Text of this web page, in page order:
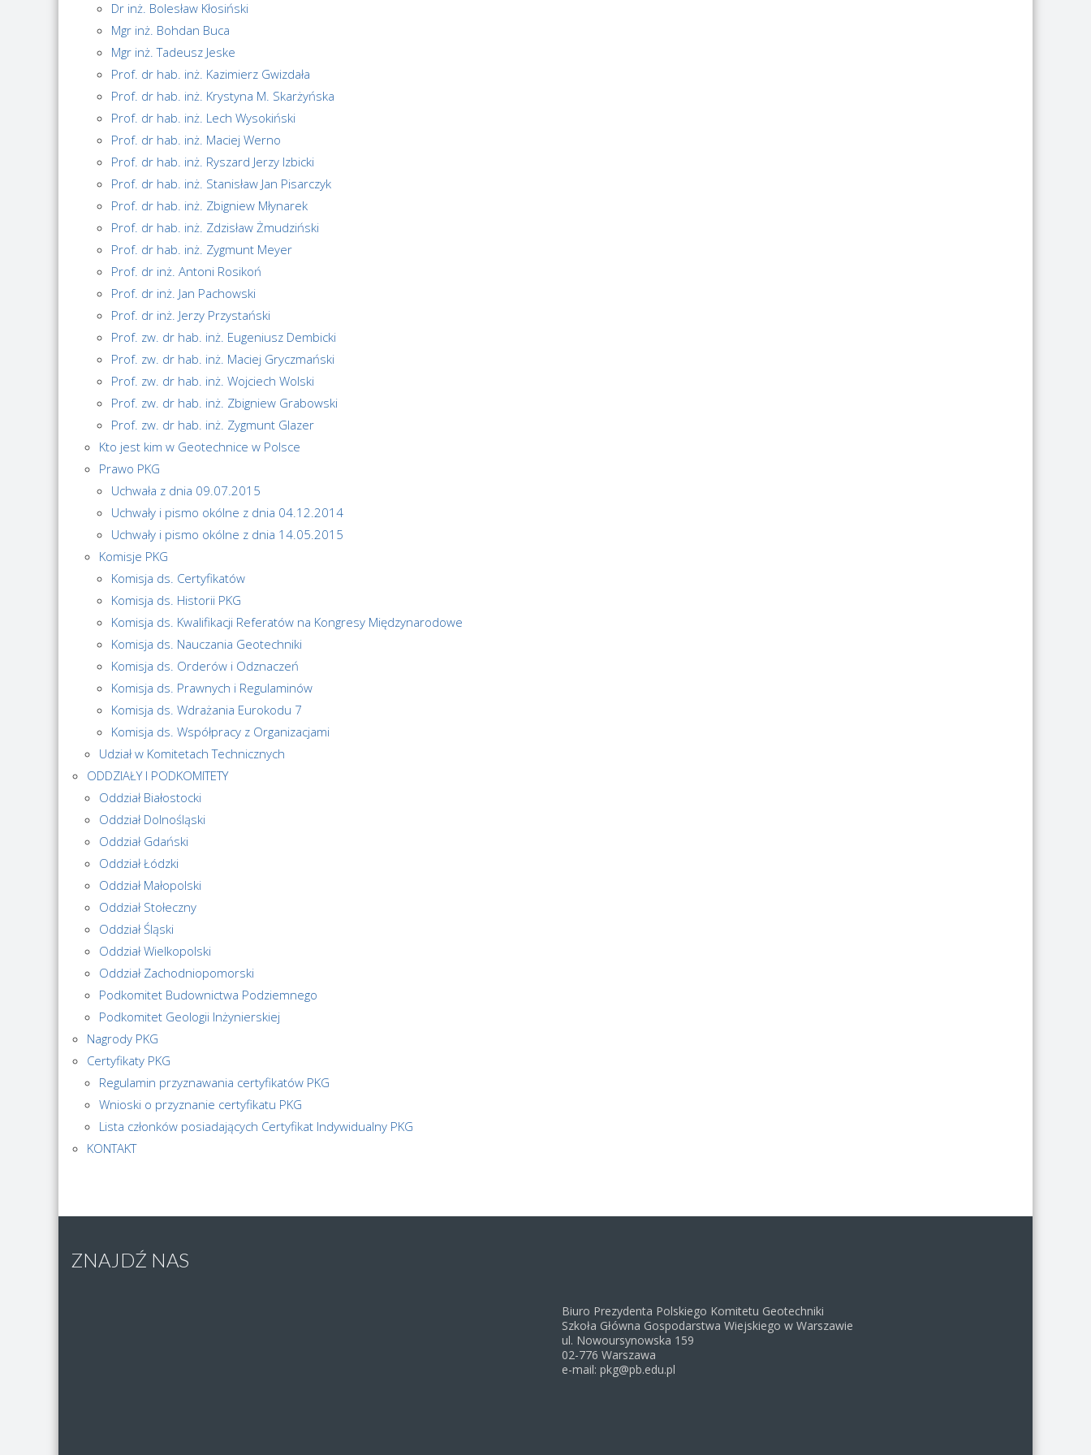
Dr inż. Bolesław Kłosiński
Mgr inż. Bohdan Buca
Mgr inż. Tadeusz Jeske
Prof. dr hab. inż. Kazimierz Gwizdała
Prof. dr hab. inż. Krystyna M. Skarżyńska
Prof. dr hab. inż. Lech Wysokiński
Prof. dr hab. inż. Maciej Werno
Prof. dr hab. inż. Ryszard Jerzy Izbicki
Prof. dr hab. inż. Stanisław Jan Pisarczyk
Prof. dr hab. inż. Zbigniew Młynarek
Prof. dr hab. inż. Zdzisław Żmudziński
Prof. dr hab. inż. Zygmunt Meyer
Prof. dr inż. Antoni Rosikoń
Prof. dr inż. Jan Pachowski
Prof. dr inż. Jerzy Przystański
Prof. zw. dr hab. inż. Eugeniusz Dembicki
Prof. zw. dr hab. inż. Maciej Gryczmański
Prof. zw. dr hab. inż. Wojciech Wolski
Prof. zw. dr hab. inż. Zbigniew Grabowski
Prof. zw. dr hab. inż. Zygmunt Glazer
Kto jest kim w Geotechnice w Polsce
Prawo PKG
Uchwała z dnia 09.07.2015
Uchwały i pismo okólne z dnia 04.12.2014
Uchwały i pismo okólne z dnia 14.05.2015
Komisje PKG
Komisja ds. Certyfikatów
Komisja ds. Historii PKG
Komisja ds. Kwalifikacji Referatów na Kongresy Międzynarodowe
Komisja ds. Nauczania Geotechniki
Komisja ds. Orderów i Odznaczeń
Komisja ds. Prawnych i Regulaminów
Komisja ds. Wdrażania Eurokodu 7
Komisja ds. Współpracy z Organizacjami
Udział w Komitetach Technicznych
ODDZIAŁY I PODKOMITETY
Oddział Białostocki
Oddział Dolnośląski
Oddział Gdański
Oddział Łódzki
Oddział Małopolski
Oddział Stołeczny
Oddział Śląski
Oddział Wielkopolski
Oddział Zachodniopomorski
Podkomitet Budownictwa Podziemnego
Podkomitet Geologii Inżynierskiej
Nagrody PKG
Certyfikaty PKG
Regulamin przyznawania certyfikatów PKG
Wnioski o przyznanie certyfikatu PKG
Lista członków posiadających Certyfikat Indywidualny PKG
KONTAKT
ZNAJDŹ NAS
Biuro Prezydenta Polskiego Komitetu Geotechniki
Szkoła Główna Gospodarstwa Wiejskiego w Warszawie
ul. Nowoursynowska 159
02-776 Warszawa
e-mail: pkg@pb.edu.pl